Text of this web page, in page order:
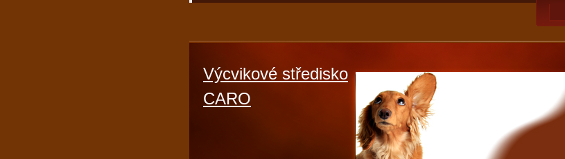
Výcvikové středisko
CARO